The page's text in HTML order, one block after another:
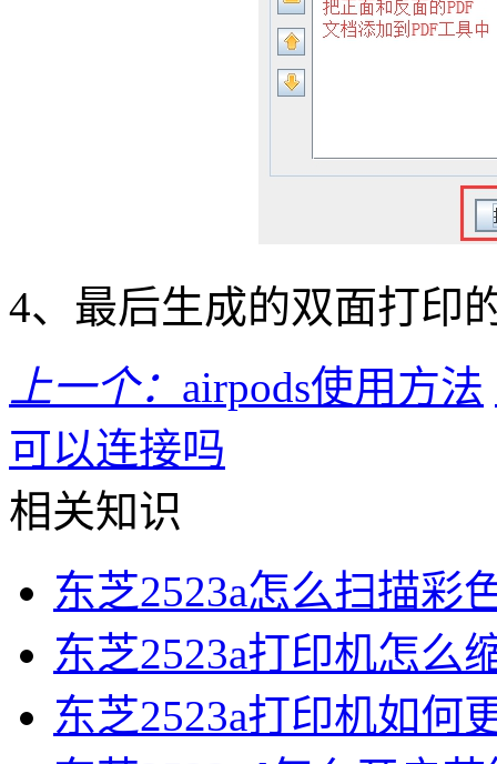
4、最后生成的双面打印
上一个： airpods使用方法
可以连接吗
相关知识
东芝2523a怎么扫描彩
东芝2523a打印机怎么
东芝2523a打印机如何